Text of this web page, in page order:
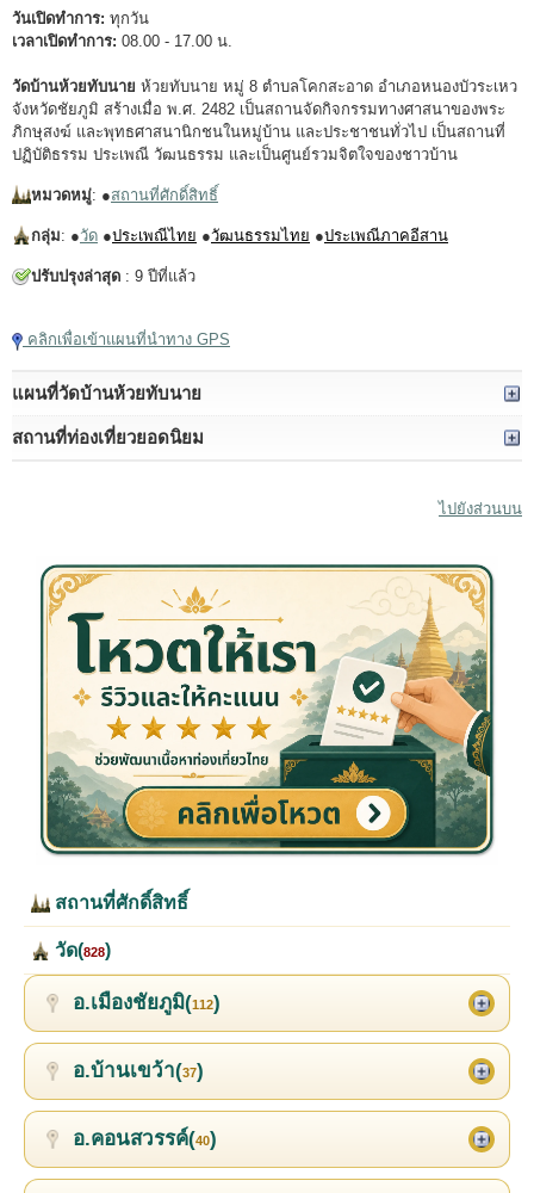
วันเปิดทำการ: ทุกวัน
เวลาเปิดทำการ: 08.00 - 17.00 น.
วัดบ้านห้วยทับนาย ห้วยทับนาย หมู่ 8 ตำบลโคกสะอาด อำเภอหนองบัวระเหว
จังหวัดชัยภูมิ สร้างเมื่อ พ.ศ. 2482 เป็นสถานจัดกิจกรรมทางศาสนาของพระ
ภิกษุสงฆ์ และพุทธศาสนานิกชนในหมู่บ้าน และประชาชนทั่วไป เป็นสถานที่
ปฏิบัติธรรม ประเพณี วัฒนธรรม และเป็นศูนย์รวมจิตใจของชาวบ้าน
หมวดหมู่: ●สถานที่ศักดิ์สิทธิ์
กลุ่ม: ●วัด ●ประเพณีไทย ●วัฒนธรรมไทย ●ประเพณีภาคอีสาน
ปรับปรุงล่าสุด : 9 ปีที่แล้ว
คลิกเพื่อเข้าแผนที่นำทาง GPS
แผนที่วัดบ้านห้วยทับนาย
สถานที่ท่องเที่ยวยอดนิยม
ไปยังส่วนบน
สถานที่ศักดิ์สิทธิ์
วัด(828)
อ.เมืองชัยภูมิ(112)
อ.บ้านเขว้า(37)
อ.คอนสวรรค์(40)